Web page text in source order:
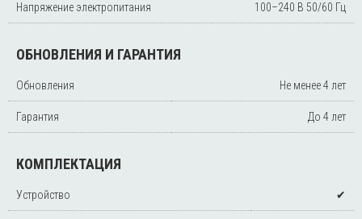
Напряжение электропитания 100–240 В 50/60 Гц
ОБНОВЛЕНИЯ И ГАРАНТИЯ
Обновления Не менее 4 лет
Гарантия До 4 лет
КОМПЛЕКТАЦИЯ
Устройство ✔